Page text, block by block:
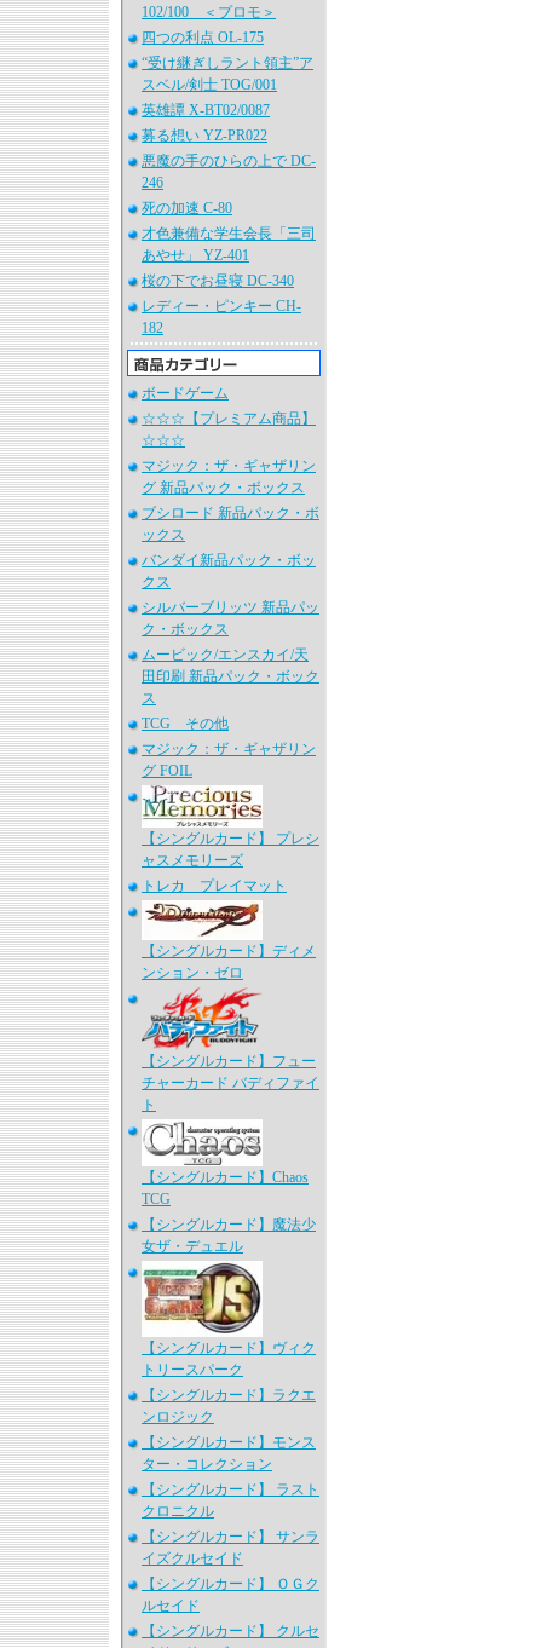
102/100 ＜プロモ＞
四つの利点 OL-175
“受け継ぎしラント領主”ア
スベル/剣士 TOG/001
英雄譚 X-BT02/0087
募る想い YZ-PR022
悪魔の手のひらの上で DC-
246
死の加速 C-80
才色兼備な学生会長「三司
あやせ」 YZ-401
桜の下でお昼寝 DC-340
レディー・ピンキー CH-
182
ボードゲーム
☆☆☆【プレミアム商品】
☆☆☆
マジック：ザ・ギャザリン
グ 新品パック・ボックス
ブシロード 新品パック・ボ
ックス
バンダイ新品パック・ボッ
クス
シルバーブリッツ 新品パッ
ク・ボックス
ムービック/エンスカイ/天
田印刷 新品パック・ボック
ス
TCG その他
マジック：ザ・ギャザリン
グ FOIL
【シングルカード】 プレシ
ャスメモリーズ
トレカ プレイマット
【シングルカード】ディメ
ンション・ゼロ
【シングルカード】フュー
チャーカード バディファイ
ト
【シングルカード】Chaos
TCG
【シングルカード】魔法少
女ザ・デュエル
【シングルカード】ヴィク
トリースパーク
【シングルカード】ラクエ
ンロジック
【シングルカード】モンス
ター・コレクション
【シングルカード】 ラスト
クロニクル
【シングルカード】 サンラ
イズクルセイド
【シングルカード】 ＯＧク
ルセイド
【シングルカード】 クルセ